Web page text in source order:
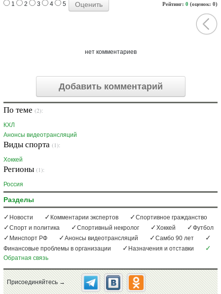
Рейтинг: 0 (оценок: 0)
1 2 3 4 5
нет комментариев
Добавить комментарий
По теме (2):
КХЛ
Анонсы видеотрансляций
Виды спорта (1):
Хоккей
Регионы (1):
Россия
Разделы
Новости Комментарии экспертов
Спортивное гражданство
Спорт и политика
Спортивный некролог Хоккей
Футбол
Минспорт РФ
Анонсы видеотрансляций
Самбо 90 лет
Финансовые проблемы в организации
Назначения и отставки
Обратная связь
Присоединяйтесь →